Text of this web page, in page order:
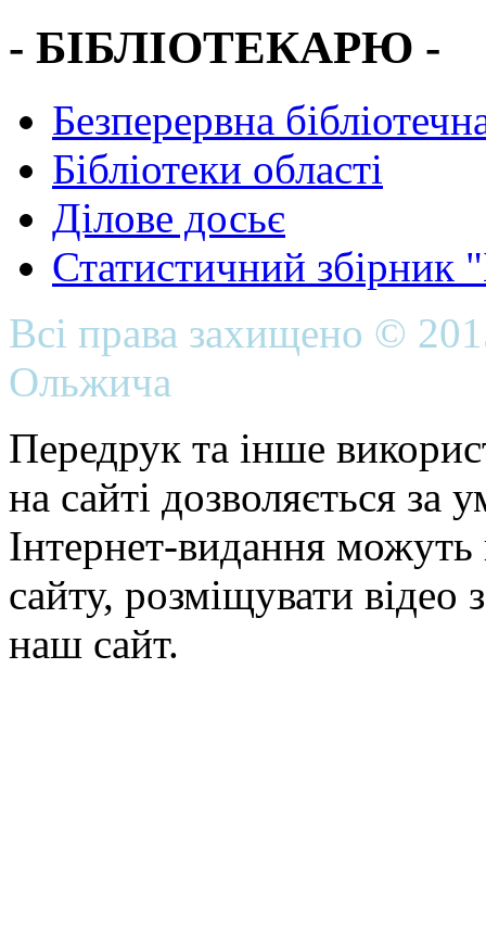
- БІБЛІОТЕКАРЮ -
Безперервна
Бібліотеки області
Ділове досьє
Статистичний
Всі права захищено ©
Ольжича
Передрук та інше
на сайті дозволяється
Інтернет-видання можуть
сайту, розміщувати відео
наш сайт.